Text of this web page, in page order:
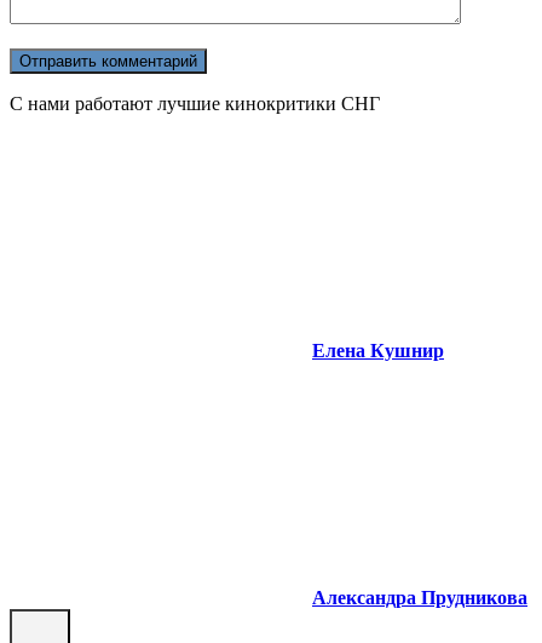
С нами работают лучшие кинокритики СНГ
Елена Кушнир
Александра Прудникова